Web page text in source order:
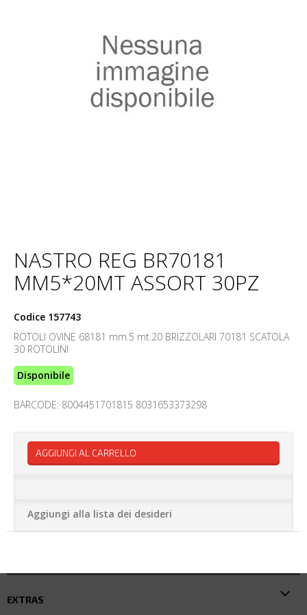
NASTRO REG BR70181
MM5*20MT ASSORT 30PZ
Codice 157743
ROTOLI OVINE 68181 mm.5 mt.20 BRIZZOLARI 70181 SCATOLA
30 ROTOLINI
Disponibile
BARCODE: 8004451701815 8031653373298
AGGIUNGI AL CARRELLO
Aggiungi alla lista dei desideri
EXTRAS